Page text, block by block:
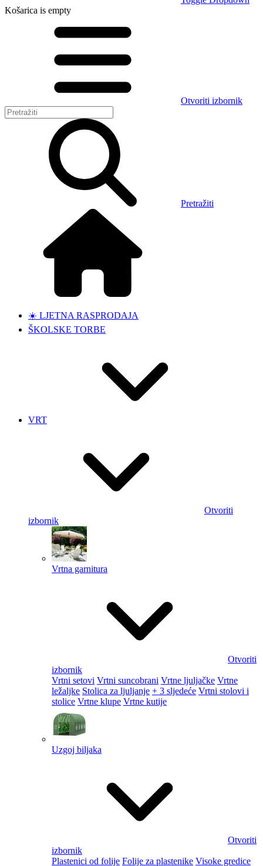
Košarica is empty
Otvoriti izbornik
Pretražiti
☀️ LJETNA RASPRODAJA
ŠKOLSKE TORBE
VRT
Otvoriti
izbornik
Vrtna garnitura
Otvoriti
izbornik
Vrtni setovi Vrtni suncobrani Vrtne ljuljačke Vrtne
ležaljke Stolica za ljuljanje + 3 sljedeće Vrtni stolovi i
stolice Vrtne klupe Vrtne kutije
Uzgoj biljaka
Otvoriti
izbornik
Plastenici od folije Folije za plastenike Visoke gredice